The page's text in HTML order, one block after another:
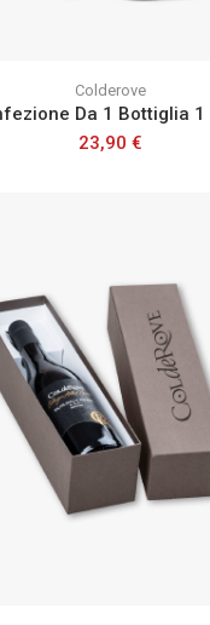
Colderove
23,90 €